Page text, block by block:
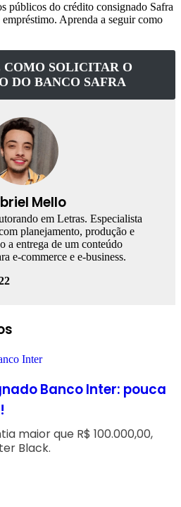
públicos do crédito consignado Safra
empréstimo. Aprenda a seguir como
COMO SOLICITAR O
DO BANCO SAFRA
Mello
em Letras. Especialista
planejamento, produção e
a entrega de um conteúdo
e-commerce e e-business.
Banco Inter: pouca
maior que R$ 100.000,00,
Black.